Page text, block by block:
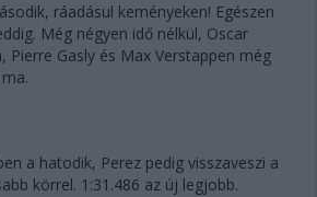
ráadásul keményeken! Egészen
Még négyen idő nélkül, Oscar
Pierre Gasly és Max Verstappen még
a hatodik, Perez pedig visszaveszi a
körrel. 1:31.486 az új legjobb.